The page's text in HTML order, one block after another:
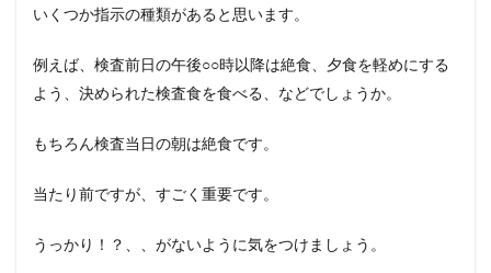
いくつか指示の種類があると思います。
例えば、検査前日の午後○○時以降は絶食、夕食を軽めにする
よう、決められた検査食を食べる、などでしょうか。
もちろん検査当日の朝は絶食です。
当たり前ですが、すごく重要です。
うっかり！？、、がないように気をつけましょう。